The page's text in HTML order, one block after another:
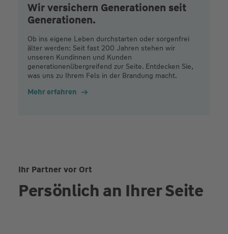
Wir versichern Generationen seit
Generationen.
Ob ins eigene Leben durchstarten oder sorgenfrei
älter werden: Seit fast 200 Jahren stehen wir
unseren Kundinnen und Kunden
generationenübergreifend zur Seite. Entdecken Sie,
was uns zu Ihrem Fels in der Brandung macht.
Mehr erfahren
Ihr Partner vor Ort
Persönlich an Ihrer Seite